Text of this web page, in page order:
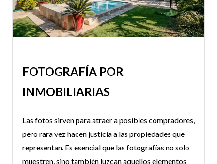
FOTOGRAFÍA POR
INMOBILIARIAS
Las fotos sirven para atraer a posibles compradores,
pero rara vez hacen justicia a las propiedades que
representan. Es esencial que las fotografías no solo
muestren, sino también luzcan aquellos elementos